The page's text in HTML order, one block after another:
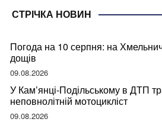
СТРІЧКА НОВИН
Погода на 10 серпня: на
дощів
09.08.2026
У Кам’янці-Подільському в ДТП
неповнолітній мотоцикліст
09.08.2026